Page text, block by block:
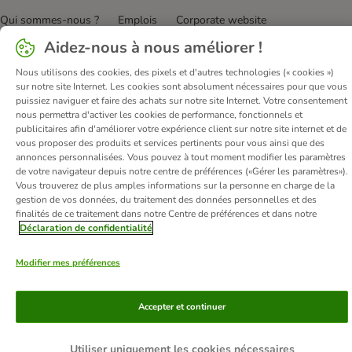
Qui sommes-nous ? Emplois
Corporate website
Mentions légales
Conditions Générales de Vente
Renoncer au contrat ici
Frais et délai de livraison
Confidentialité
Moyens de paiement
Virement bancaire
Déclaration d'accessibilité
© zooplus SE 2026
Aidez-nous à nous améliorer !
Nous utilisons des cookies, des pixels et d'autres technologies (« cookies »)
sur notre site Internet. Les cookies sont absolument nécessaires pour que vous
puissiez naviguer et faire des achats sur notre site Internet. Votre consentement
nous permettra d'activer les cookies de performance, fonctionnels et
publicitaires afin d'améliorer votre expérience client sur notre site internet et de
vous proposer des produits et services pertinents pour vous ainsi que des
annonces personnalisées. Vous pouvez à tout moment modifier les paramètres
de votre navigateur depuis notre centre de préférences («Gérer les paramètres»).
Vous trouverez de plus amples informations sur la personne en charge de la
gestion de vos données, du traitement des données personnelles et des
finalités de ce traitement dans notre Centre de préférences et dans notre
Déclaration de confidentialité
Modifier mes préférences
Utiliser uniquement les cookies nécessaires
Accepter et continuer